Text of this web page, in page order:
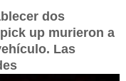
dos
up murieron a
Las